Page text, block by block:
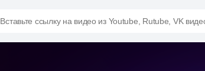
Вставьте ссылку на видео из Youtube, Rutube, VK